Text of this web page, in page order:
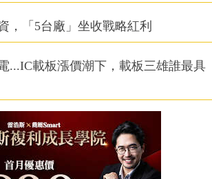
，「5台廠」坐收戰略紅利
...IC載板漲價潮下，載板三雄誰最具